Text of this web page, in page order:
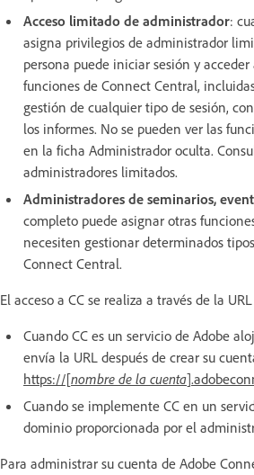
Acceso limitado de administrador:
asigna privilegios de administrador
persona puede iniciar sesión y
funciones de Connect Central,
gestión de cualquier tipo de sesión,
los informes. No se pueden ver las
en la ficha Administrador oculta.
administradores limitados.
Administradores de seminarios,
completo puede asignar otras
necesiten gestionar determinados
Connect Central.
El acceso a CC se realiza a través de la
Cuando CC es un servicio de Adobe
envía la URL después de crear su
https://[nombre de la cuenta
Cuando se implemente CC en un
dominio proporcionada por el
Para administrar su cuenta de Adobe